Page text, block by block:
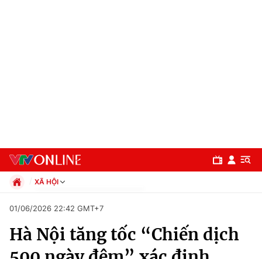
Chuyên mục
XÃ HỘI
Xã hội
Pháp luật
Kinh tế
01/06/2026 22:42 GMT+7
Hà Nội tăng tốc “Chiến dịch